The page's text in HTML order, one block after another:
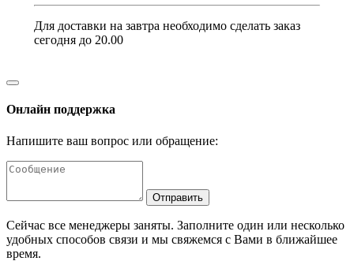
Для доставки на завтра необходимо сделать заказ
сегодня до 20.00
Онлайн поддержка
Напишите ваш вопрос или обращение:
Отправить
Сейчас все менеджеры заняты. Заполните один или несколько
удобных способов связи и мы свяжемся с Вами в ближайшее
время.